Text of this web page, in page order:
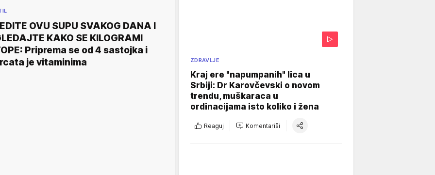
OVU SUPU SVAKOG DANA I
KAKO SE KILOGRAMI
Priprema se od 4 sastojka i
je vitaminima
ZDRAVLJE
Kraj ere "napumpanih" lica u
Srbiji: Dr Karovčevski o novom
trendu, muškaraca u
ordinacijama isto koliko i žena
Reaguj Komentariši